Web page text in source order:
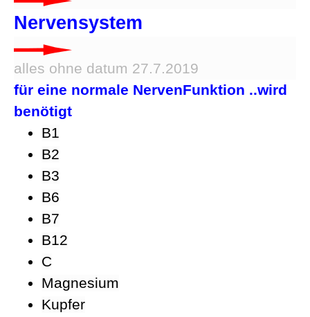
Nervensystem
alles ohne datum 27.7.2019
für eine normale NervenFunktion ..wird
benötigt
B1
B2
B3
B6
B7
B12
C
Magnesium
Kupfer